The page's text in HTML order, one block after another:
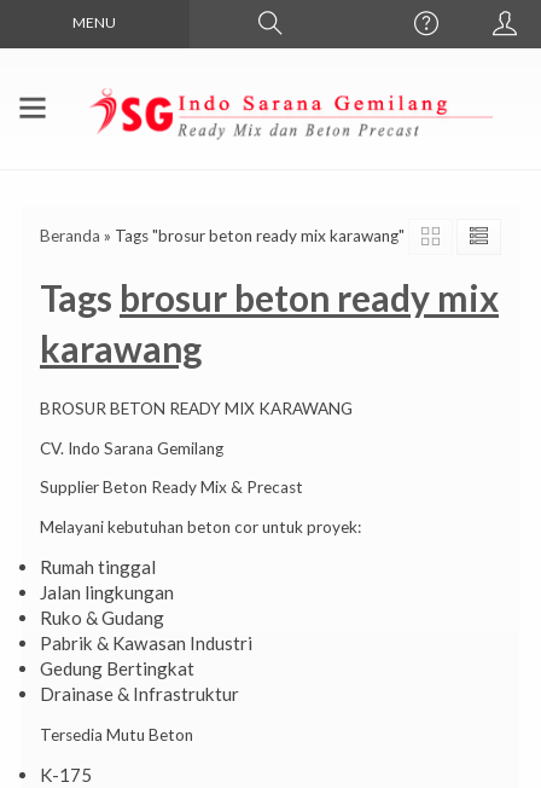
MENU
Beranda » Tags "brosur beton ready mix karawang"
Tags brosur beton ready mix
karawang
BROSUR BETON READY MIX KARAWANG
CV. Indo Sarana Gemilang
Supplier Beton Ready Mix & Precast
Melayani kebutuhan beton cor untuk proyek:
Rumah tinggal
Jalan lingkungan
Ruko & Gudang
Pabrik & Kawasan Industri
Gedung Bertingkat
Drainase & Infrastruktur
Tersedia Mutu Beton
K-175